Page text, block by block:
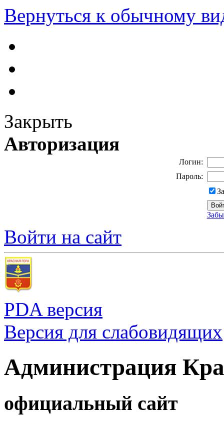
Вернуться к обычному
Закрыть
Авторизация
Логин:
Пароль:
Войти на сайт
PDA версия
Версия для слабовидящих
Администрация
официальный сайт